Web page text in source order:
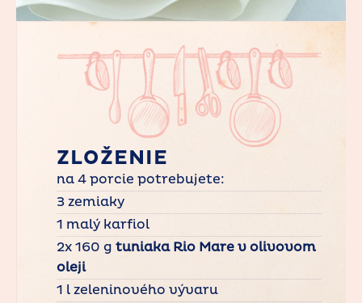
ZLOŽENIE
na 4 porcie potrebujete:
3 zemiaky
1 malý karfiol
2x 160 g tuniaka Rio Mare v olivovom
oleji
1 l zeleninového vývaru